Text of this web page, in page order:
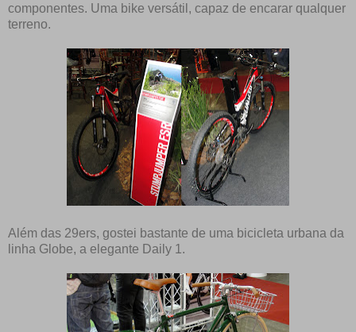
componentes. Uma bike versátil, capaz de encarar qualquer
terreno.
Além das 29ers, gostei bastante de uma bicicleta urbana da
linha Globe, a elegante Daily 1.